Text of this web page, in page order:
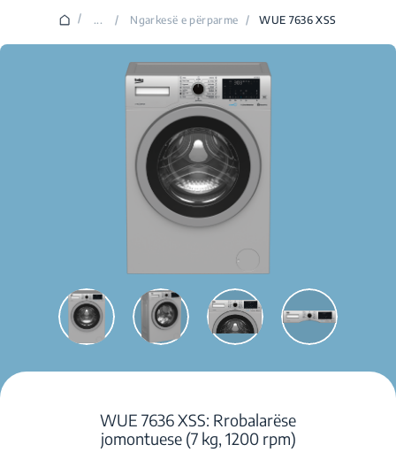
/ ... / Ngarkesë e përparme / WUE 7636 XSS
WUE 7636 XSS: Rrobalarëse
jomontuese (7 kg, 1200 rpm)